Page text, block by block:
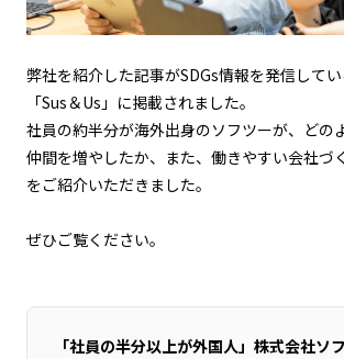
弊社を紹介した記事がSDGs情報を発信して
「Sus＆Us」に掲載されました。
社員の約半分が海外出身のソフツーが、どの
仲間を増やしたか、また、働きやすい会社づ
をご紹介いただきました。
ぜひご覧ください。
「社員の半分以上が外国人」株式会社ソ